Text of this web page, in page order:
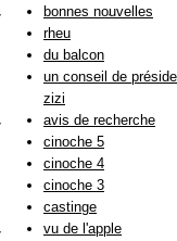
bonnes nouvelles
rheu
du balcon
un conseil de
zizi
avis de recherche
cinoche 5
cinoche 4
cinoche 3
castinge
vu de l'apple